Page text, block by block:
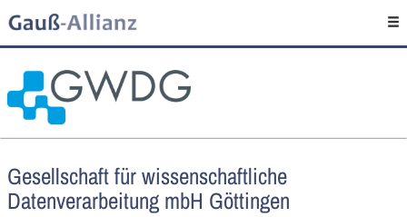
Gesellschaft für wissenschaftliche
Datenverarbeitung mbH Göttingen